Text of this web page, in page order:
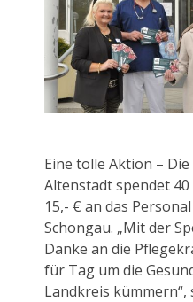
Eine tolle Aktion –
Altenstadt spendet
15,- € an das
Schongau. „Mit der
Danke an die
für Tag um die
Landkreis